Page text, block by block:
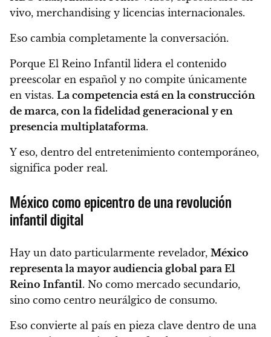
vivo, merchandising y licencias internacionales.
Eso cambia completamente la conversación.
Porque El Reino Infantil lidera el contenido
preescolar en español y no compite únicamente
en vistas. La competencia está en la construcción
de marca, con la fidelidad generacional y en
presencia multiplataforma.
Y eso, dentro del entretenimiento contemporáneo,
significa poder real.
México como epicentro de una revolución
infantil digital
Hay un dato particularmente revelador, México
representa la mayor audiencia global para El
Reino Infantil. No como mercado secundario,
sino como centro neurálgico de consumo.
Eso convierte al país en pieza clave dentro de una